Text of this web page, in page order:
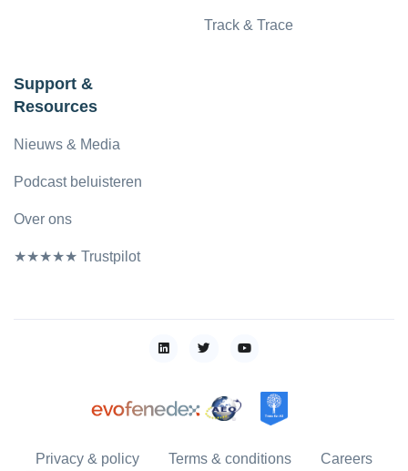
Track & Trace
Support &
Resources
Nieuws & Media
Podcast beluisteren
Over ons
★★★★★ Trustpilot
Privacy & policy Terms & conditions Careers